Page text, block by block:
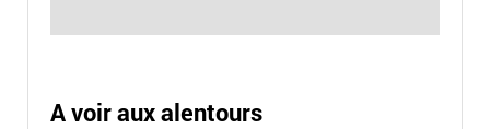
A voir aux alentours